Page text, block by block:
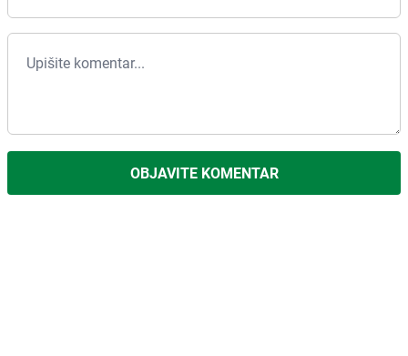
OBJAVITE KOMENTAR